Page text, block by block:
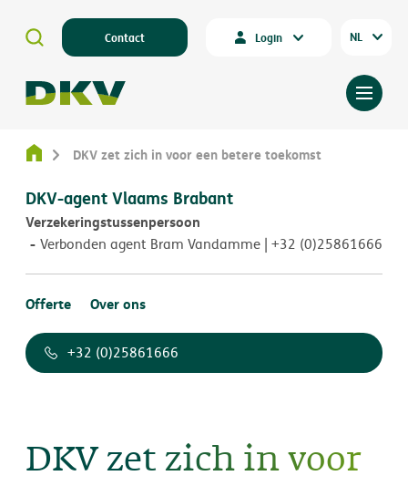
Contact Login NL
DKV-agent Vlaams Brabant
Verzekeringstussenpersoon
Verbonden agent Bram Vandamme | +32 (0)25861666
Offerte Over ons
+32 (0)25861666
DKV zet zich in voor
DKV zet zich in voor een betere toekomst